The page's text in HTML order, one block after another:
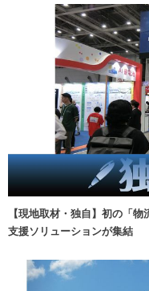
【現地取材・独自】初の「
支援ソリューションが集結